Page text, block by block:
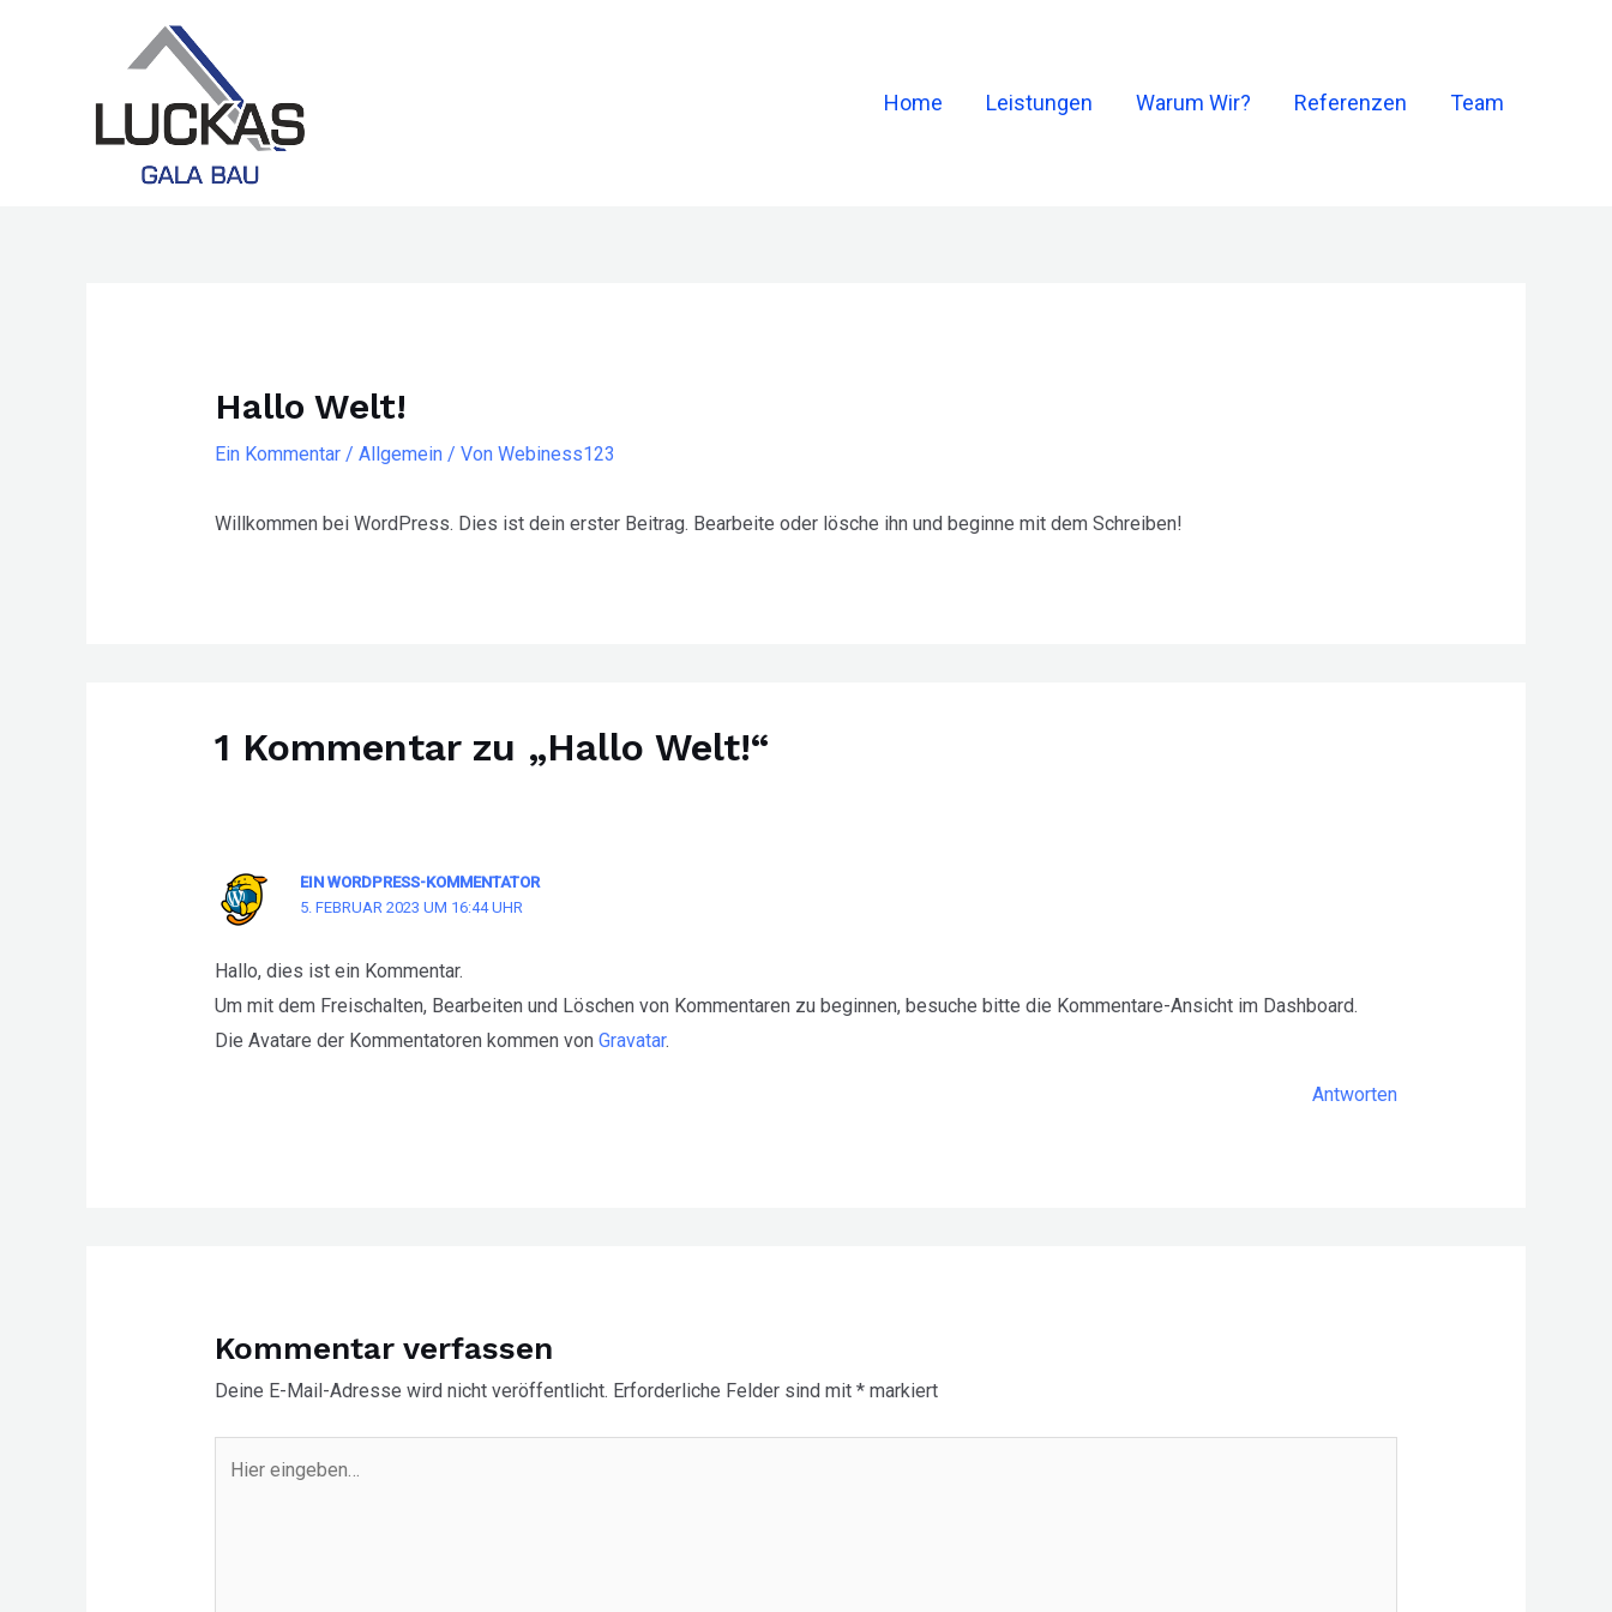
Home Leistungen Warum Wir? Referenzen Team
Hallo Welt!
Ein Kommentar / Allgemein/ Von Webiness123
Willkommen bei WordPress. Dies ist dein erster Beitrag. Bearbeite oder lösche ihn und beginne mit dem Schreiben!
1 Kommentar zu „Hallo Welt!“
EIN WORDPRESS-KOMMENTATOR
5. FEBRUAR 2023 UM 16:44 UHR
Hallo, dies ist ein Kommentar.
Um mit dem Freischalten, Bearbeiten und Löschen von Kommentaren zu beginnen, besuche bitte die Kommentare-Ansicht im Dashboard.
Die Avatare der Kommentatoren kommen von Gravatar.
Antworten
Kommentar verfassen
Deine E-Mail-Adresse wird nicht veröffentlicht. Erforderliche Felder sind mit *markiert
eingeben…